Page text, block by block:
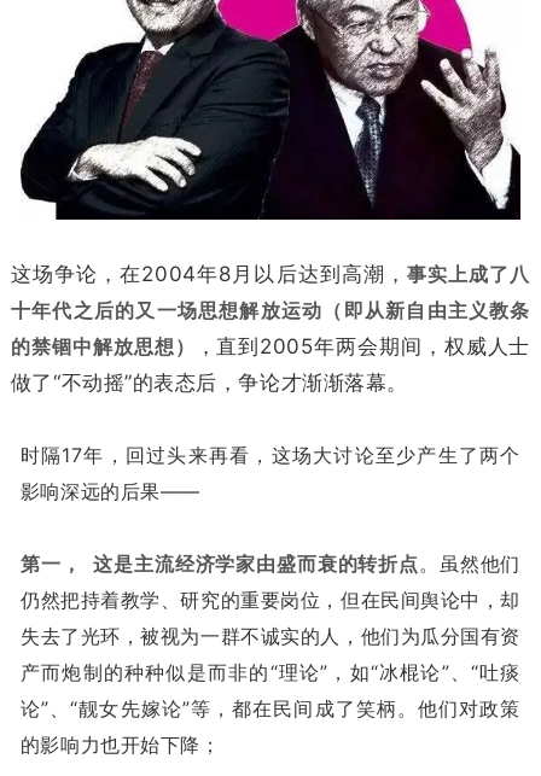
这场争论，在2004年8月以后达到高潮，事实上成了八
十年代之后的又一场思想解放运动（即从新自由主义教条
的禁锢中解放思想）
，直到2005年两会期间，权威人士
做了“不动摇”的表态后，争论才渐渐落幕。
时隔17年，回过头来再看，这场大讨论至少产生了两个
影响深远的后果——
第一， 这是主流经济学家由盛而衰的转折点。虽然他们
仍然把持着教学、研究的重要岗位，但在民间舆论中，却
失去了光环，被视为一群不诚实的人，他们为瓜分国有资
产而炮制的种种似是而非的“理论”，如“冰棍论”、“吐痰
论”、“靓女先嫁论”等，都在民间成了笑柄。他们对政策
的影响力也开始下降；